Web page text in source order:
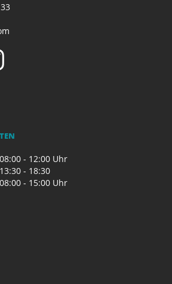
08:00 - 12:00 Uhr
13:30 - 18:30
08:00 - 15:00 Uhr